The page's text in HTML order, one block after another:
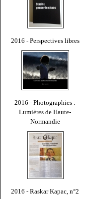
2016 - Perspectives libres
2016 - Photographies :
Lumières de Haute-
Normandie
2016 - Raskar Kapac, n°2